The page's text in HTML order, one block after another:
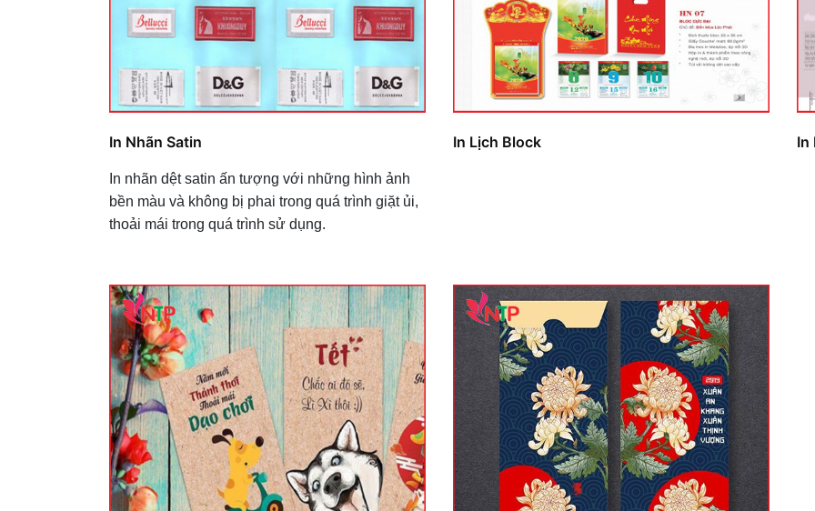
In Nhãn Satin
In nhãn dệt satin ấn tượng với những hình ảnh
bền màu và không bị phai trong quá trình giặt ủi,
thoải mái trong quá trình sử dụng.
In Lịch Block In